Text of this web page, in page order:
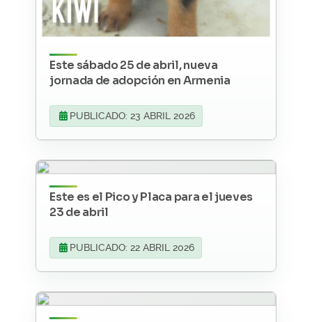
Este sábado 25 de abril, nueva
jornada de adopción en Armenia
PUBLICADO: 23 ABRIL 2026
Este es el Pico y Placa para el jueves
23 de abril
PUBLICADO: 22 ABRIL 2026